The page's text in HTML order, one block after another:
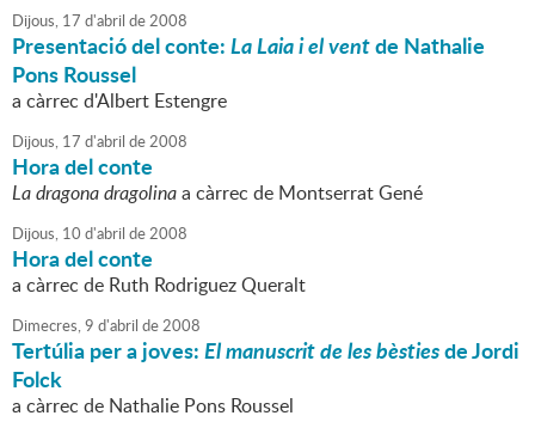
Dijous, 17 d'abril de2008
Presentació del conte:La Laia i el ventde Nathalie
Pons Roussel
a càrrec d'Albert Estengre
Dijous, 17 d'abril de2008
Hora del conte
La dragona dragolinaa càrrec de Montserrat Gené
Dijous, 10 d'abril de2008
Hora del conte
a càrrec de Ruth Rodriguez Queralt
Dimecres,9 d'abril de2008
Tertúlia per a joves:El manuscrit de les bèstiesde Jordi
Folck
a càrrec de Nathalie Pons Roussel